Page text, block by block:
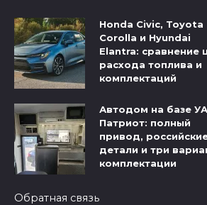
Honda Civic, Toyota
Corolla и Hyundai
Elantra: сравнение
расхода топлива и
комплектаций
Автодом на базе
Патриот: полный
привод,
детали и три
комплектации
Обратная связь